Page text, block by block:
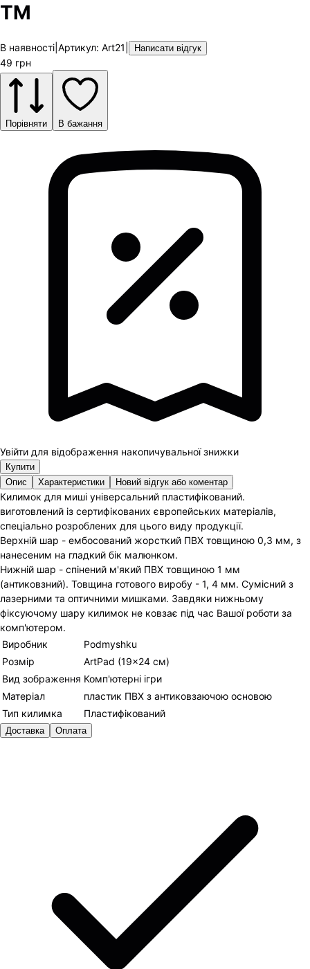
ТМ
В наявності Артикул: Art21 Написати відгук
49 грн
Порівняти В бажання
Увійти для відображення накопичувальної знижки
Купити
Опис
Характеристики Новий відгук або коментар
Килимок для миші універсальний пластифікований.
виготовлений із сертифікованих європейських матеріалів,
спеціально розроблених для цього виду продукції.
Верхній шар - ембосований жорсткий ПВХ товщиною 0,3 мм, з
нанесеним на гладкий бік малюнком.
Нижній шар - спінений м'який ПВХ товщиною 1 мм
(антиковзний). Товщина готового виробу - 1, 4 мм. Сумісний з
лазерними та оптичними мишками. Завдяки нижньому
фіксуючому шару килимок не ковзає під час Вашої роботи за
комп'ютером.
Виробник
Podmyshku
Розмір
ArtPad (19×24 см)
Вид зображення Комп'ютерні ігри
Матеріал
пластик ПВХ з антиковзаючою основою
Тип килимка
Пластифікований
Доставка Оплата